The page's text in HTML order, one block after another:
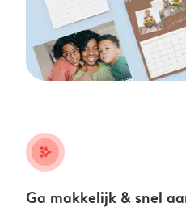
stars_plus
Ga makkelijk & snel